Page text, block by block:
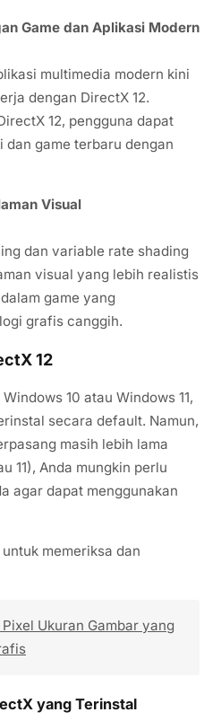
Game dan Aplikasi Modern
multimedia modern kini
dengan DirectX 12.
12, pengguna dapat
dan game terbaru dengan
Visual
dan variable rate shading
visual yang lebih realistis
game yang
grafis canggih.
12
10 atau Windows 11,
secara default. Namun,
masih lebih lama
11), Anda mungkin perlu
agar dapat menggunakan
memeriksa dan
Ukuran Gambar yang
yang Terinstal